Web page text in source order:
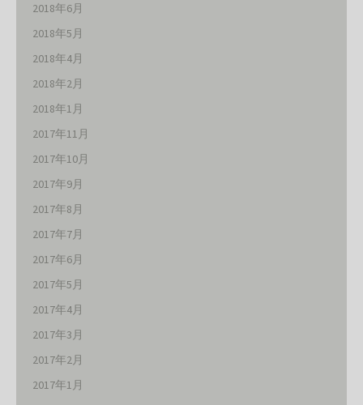
2018年6月
2018年5月
2018年4月
2018年2月
2018年1月
2017年11月
2017年10月
2017年9月
2017年8月
2017年7月
2017年6月
2017年5月
2017年4月
2017年3月
2017年2月
2017年1月